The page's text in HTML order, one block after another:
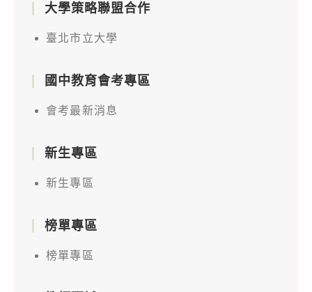
大學策略聯盟合作
臺北市立大學
國中教育會考專區
會考最新消息
新生專區
新生專區
榜單專區
榜單專區